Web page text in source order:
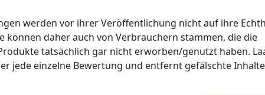
werden vor ihrer Veröffentlichung nicht auf ihre
können daher auch von Verbrauchern stammen, die die
tatsächlich gar nicht erworben/genutzt haben.
jede einzelne Bewertung und entfernt gefälschte